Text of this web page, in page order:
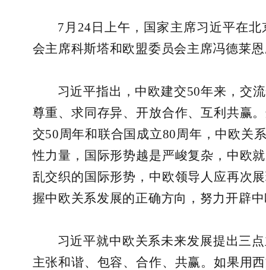
7月24日上午，国家主席习近平在
会主席科斯塔和欧盟委员会主席冯德莱
习近平指出，中欧建交50年来，交
尊重、求同存异、开放合作、互利共赢
交50周年和联合国成立80周年，中欧关
性力量，国际形势越是严峻复杂，中欧
乱交织的国际形势，中欧领导人应再次
握中欧关系发展的正确方向，努力开辟
习近平就中欧关系未来发展提出三
主张和谐、包容、合作、共赢。如果用